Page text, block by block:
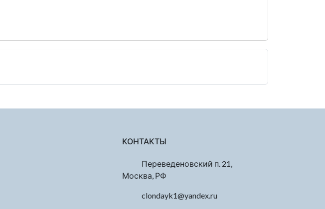
КОНТАКТЫ
Переведеновский п. 21,
Москва, РФ
clondayk1@yandex.ru